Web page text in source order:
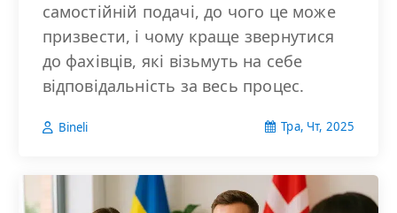
самостійній подачі, до чого це може
призвести, і чому краще звернутися
до фахівців, які візьмуть на себе
відповідальність за весь процес.
Bineli Тра, Чт, 2025